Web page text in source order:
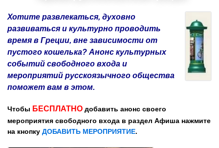
Хотите развлекаться, духовно
развиваться и культурно проводить
время в Греции, вне зависимости от
пустого кошелька? Анонс культурных
событий свободного входа и
мероприятий русскоязычного общества
поможет вам в этом.
Чтобы БЕСПЛАТНО добавить анонс своего
мероприятия свободного входа в раздел Афиша нажмите
на кнопку ДОБАВИТЬ МЕРОПРИЯТИЕ.